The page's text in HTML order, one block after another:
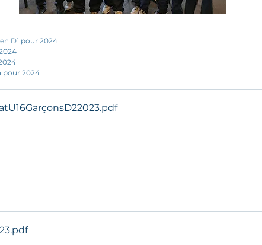
D1 pour 2024
pour 2024
.pdf
.pdf